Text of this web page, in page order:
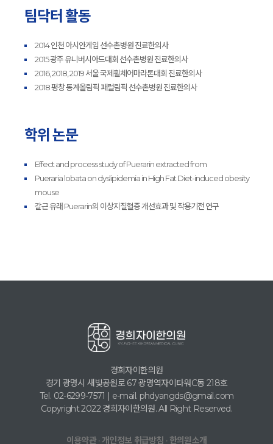
팀닥터 활동
2014 인천 아시안게임 선수촌병원 진료한의사
2015 광주 유니버시아드대회 선수촌병원 진료한의사
2016, 2018, 2019 서울 국제휠체어마라톤대회 진료한의사
2018 평창 동계올림픽 패럴림픽 선수촌병원 진료한의사
학위 논문
Effect and process study of Puerarin extracted from
Pueraria lobata on dyslipidemia in High Fat Diet-induced obesity
mouse
갈근 유래 Puerarin의 이상지질혈증 개선효과 및 작용기전 연구
경희자이한의원
경기 광명시 새빛공원로 67 광명역자이타워C동 218호
Tel. 02-6299-7571 | e-mail. phdyangds@gmail.com
Copyright 2022 경희자이한의원. All Right Reserved.
이용약관· 개인정보 취급방침 · 한의원소개